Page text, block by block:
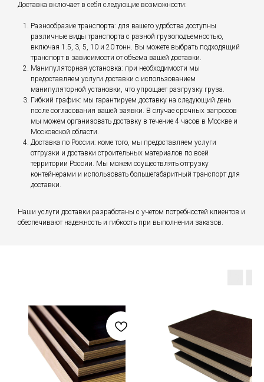
Доставка включает в себя следующие возможности:
Разнообразие транспорта: для вашего удобства доступны
различные виды транспорта с разной грузоподъемностью,
включая 1.5, 3, 5, 10 и 20 тонн. Вы можете выбрать подходящий
транспорт в зависимости от объема вашей доставки.
Манипуляторная установка: при необходимости мы
предоставляем услуги доставки с использованием
манипуляторной установки, что упрощает разгрузку груза.
Гибкий график: мы гарантируем доставку на следующий день
после согласования вашей заявки. В случае срочных запросов
мы можем организовать доставку в течение 4 часов в Москве и
Московской области.
Доставка по России: коме того, мы предоставляем услуги
отгрузки и доставки строительных материалов по всей
территории России. Мы можем осуществлять отгрузку
контейнерами и использовать большегабаритный транспорт для
доставки.
Наши услуги доставки разработаны с учетом потребностей клиентов и
обеспечивают надежность и гибкость при выполнении заказов.